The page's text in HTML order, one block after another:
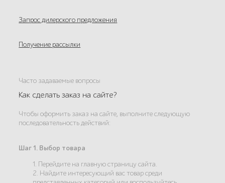
Запрос дилерского предложения
Получение рассылки
Часто задаваемые вопросы
Как сделать заказ на сайте?
Чтобы оформить заказ на сайте, выполните следующую
последовательность действий:
Шаг 1. Выбор товара
1. Перейдите на главную страницу сайта.
2. Найдите интересующий вас товар среди